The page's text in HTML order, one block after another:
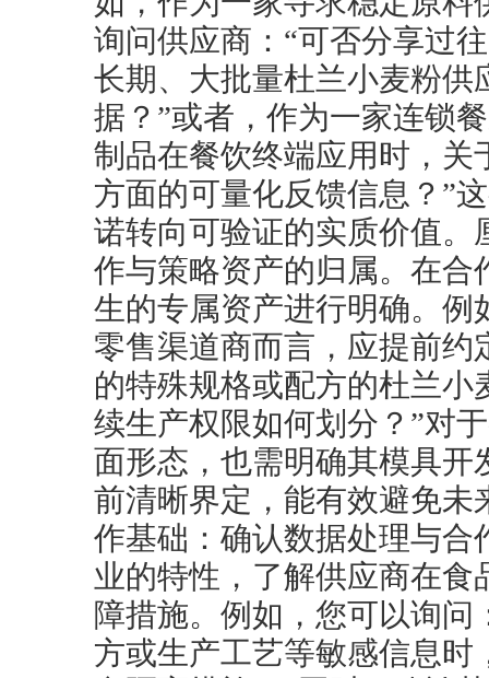
询问供应商：“可否分享过
长期、大批量杜兰小麦粉供
据？”或者，作为一家连锁
制品在餐饮终端应用时，
方面的可量化反馈信息？”
诺转向可验证的实质价值
作与策略资产的归属。在
生的专属资产进行明确。
零售渠道商而言，应提前约
的特殊规格或配方的杜兰
续生产权限如何划分？”对
面形态，也需明确其模具
前清晰界定，能有效避免
作基础：确认数据处理与
业的特性，了解供应商在
障措施。例如，您可以询
方或生产工艺等敏感信息